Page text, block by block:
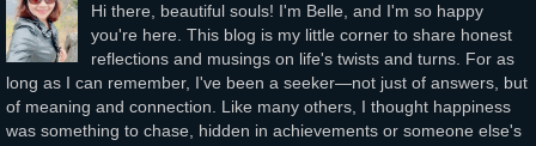
Hi there, beautiful souls! I'm Belle, and I'm so happy
you're here. This blog is my little corner to share honest
reflections and musings on life's twists and turns. For as
long as I can remember, I've been a seeker—not just of answers, but
of meaning and connection. Like many others, I thought happiness
was something to chase, hidden in achievements or someone else's